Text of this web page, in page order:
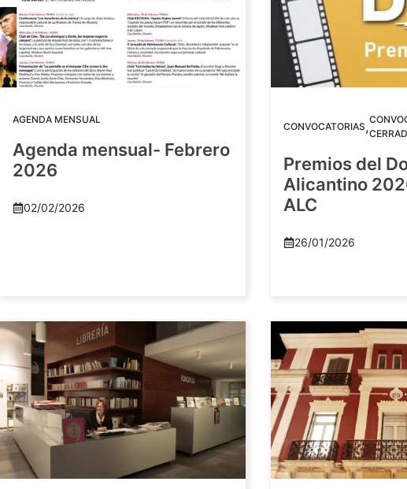
AGENDA MENSUAL
Agenda mensual- Febrero
2026
02/02/2026
CONVOCATORIAS,
Premios del
Alicantino
ALC
26/01/2026